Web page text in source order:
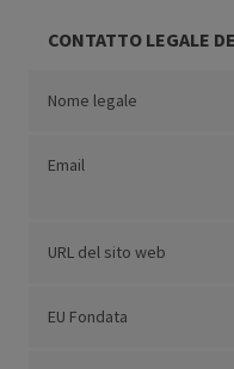
CONTATTO LEGALE
Nome legale
Email
URL del sito web
EU Fondata